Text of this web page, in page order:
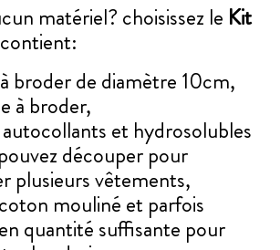
matériel? choisissez le Kit
broder de diamètre 10cm,
à broder,
et hydrosolubles
découper pour
plusieurs vêtements,
mouliné et parfois
quantité suffisante pour